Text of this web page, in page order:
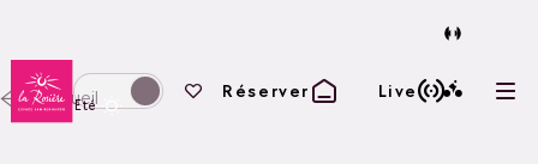
Retour à la page d'accueil
Basculer l'affichage en mode hiver
Eté
Vos favoris
Réserver Live
Accueil